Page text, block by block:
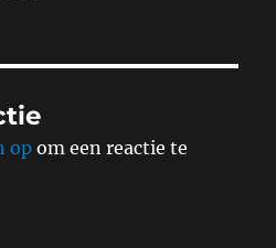
op om een reactie te